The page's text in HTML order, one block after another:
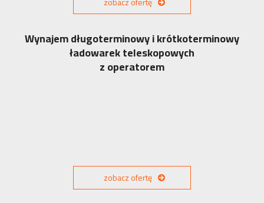
Wynajem długoterminowy i krótkoterminowy
ładowarek teleskopowych
z operatorem
zobacz ofertę